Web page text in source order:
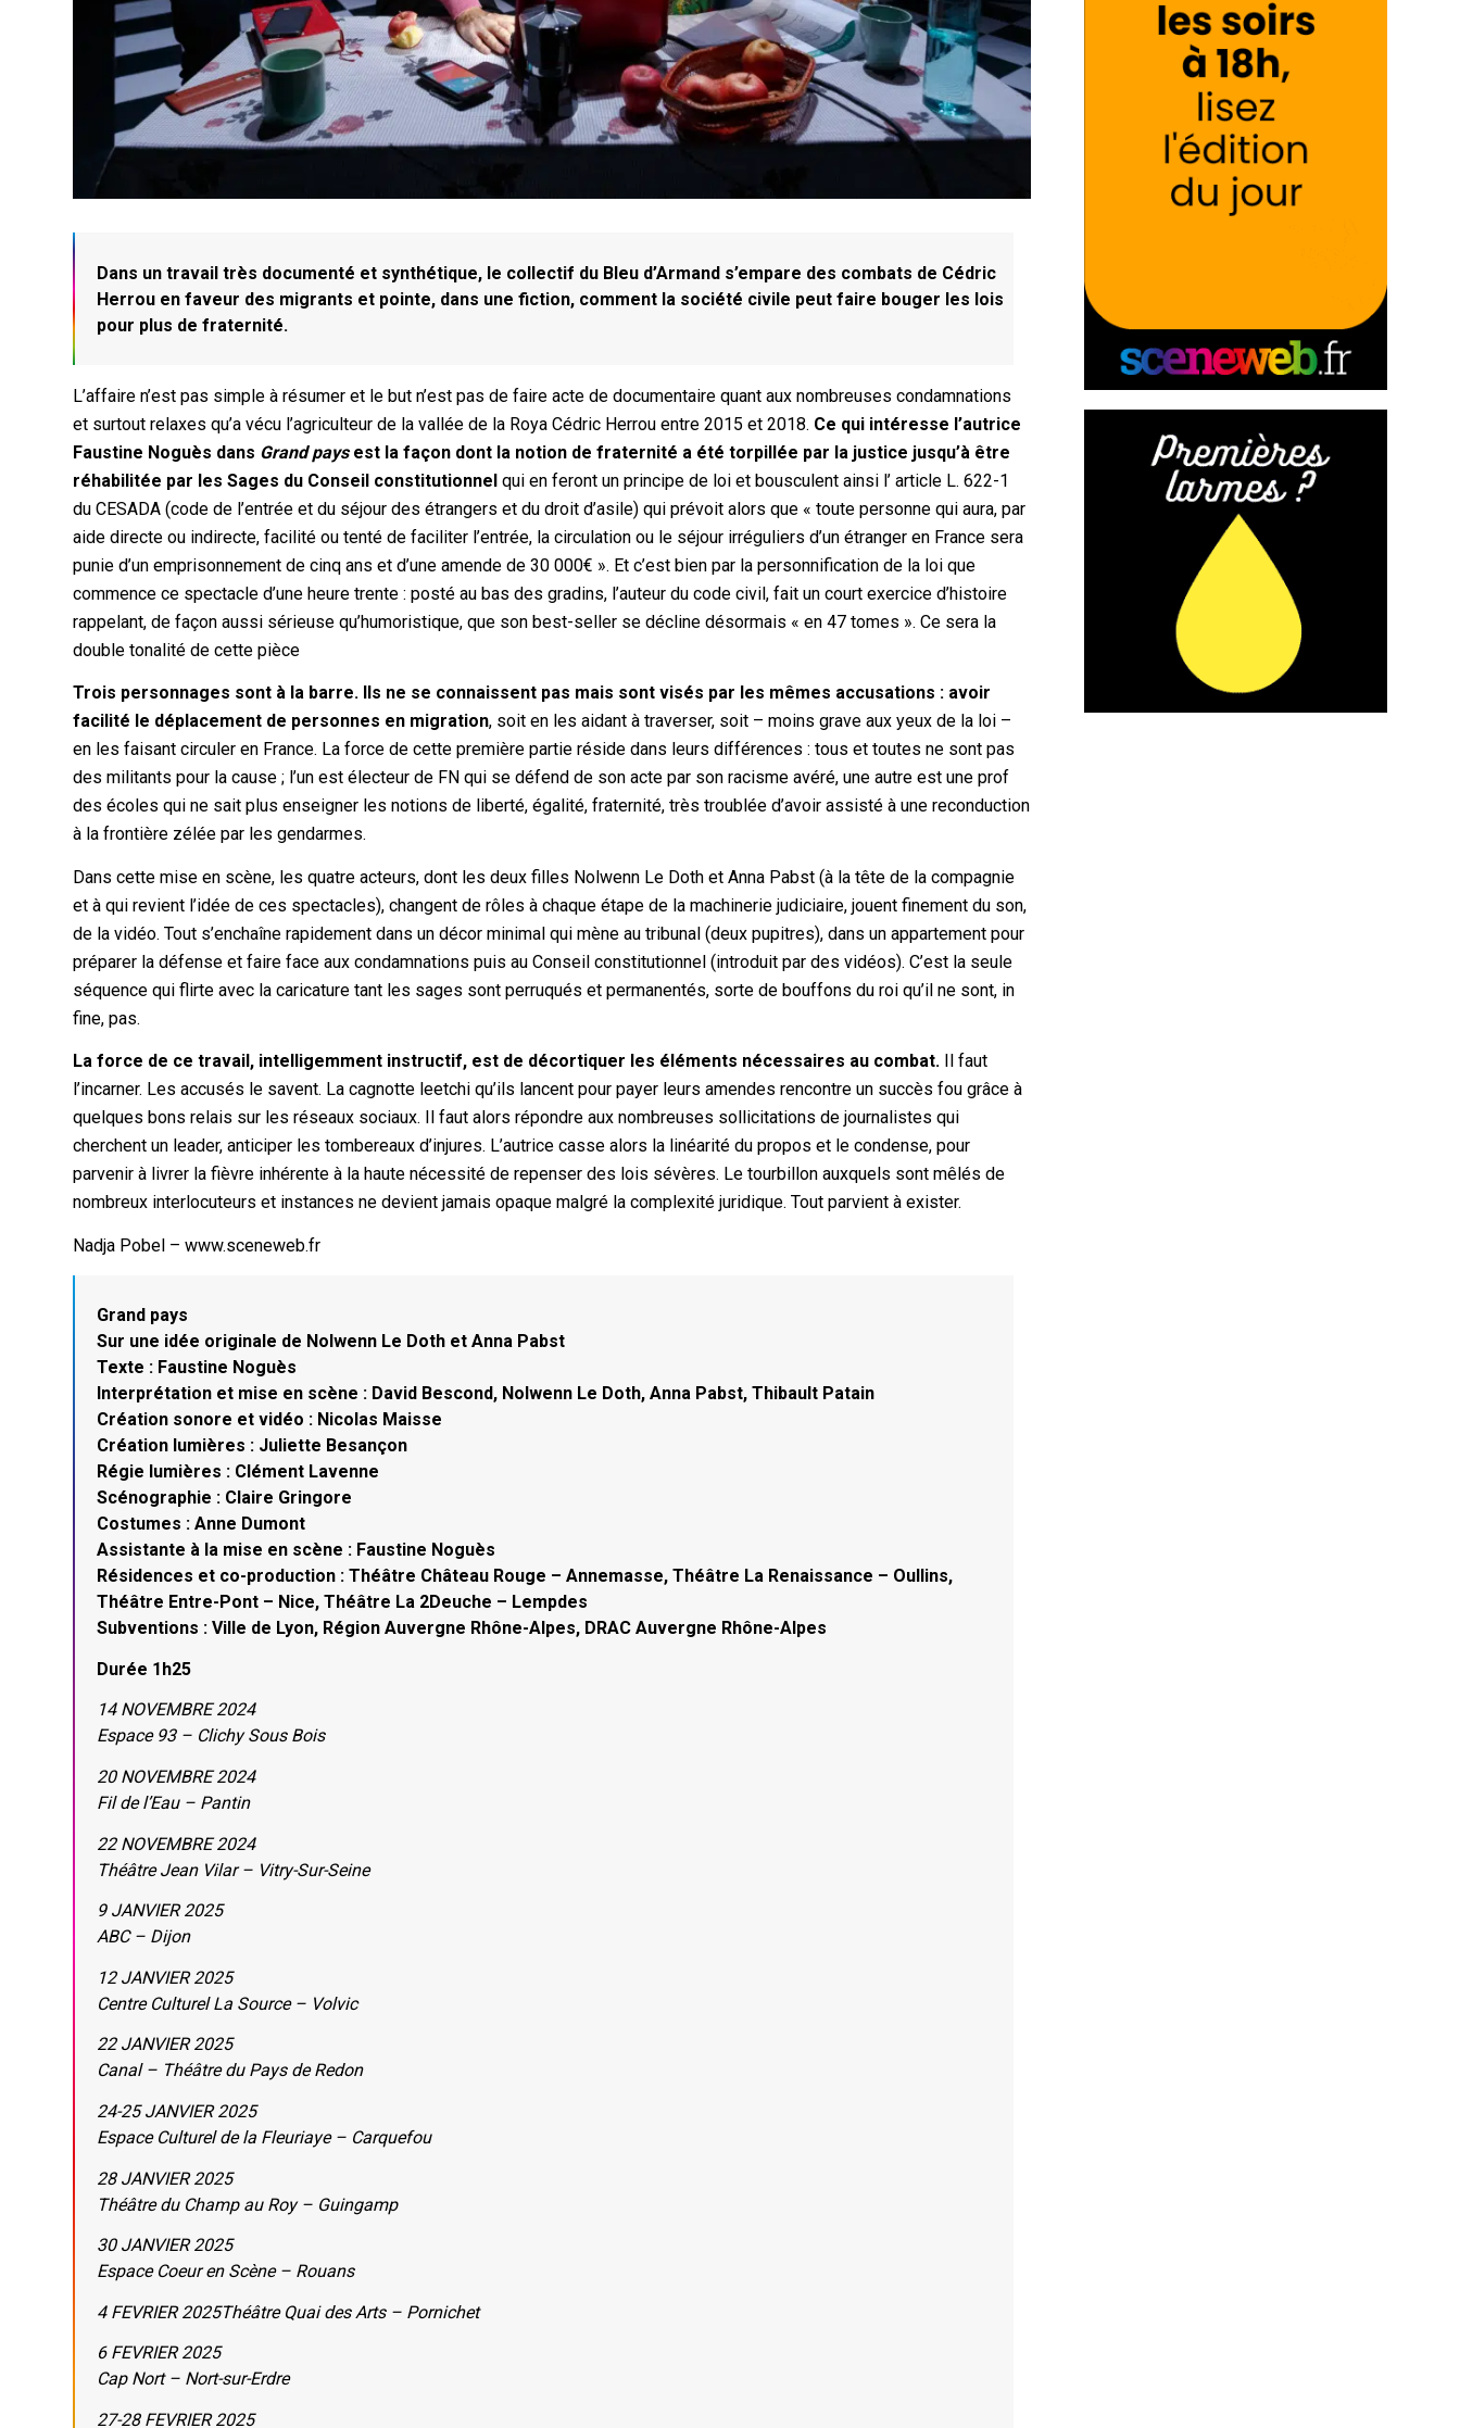
Dans un travail très documenté et synthétique, le collectif du Bleu d’Armand s’empare des combats de Cédric
Herrou en faveur des migrants et pointe, dans une fiction, comment la société civile peut faire bouger les lois
pour plus de fraternité.
L’affaire n’est pas simple à résumer et le but n’est pas de faire acte de documentaire quant aux nombreuses condamnations
et surtout relaxes qu’a vécu l’agriculteur de la vallée de la Roya Cédric Herrou entre 2015 et 2018. Ce qui intéresse l’autrice
Faustine Noguès dans Grand paysest la façon dont la notion de fraternité a été torpillée par la justice jusqu’à être
réhabilitée par les Sages du Conseil constitutionnel qui en feront un principe de loi et bousculent ainsi l’ article L. 622-1
du CESADA (code de l’entrée et du séjour des étrangers et du droit d’asile) qui prévoit alors que « toute personne qui aura, par
aide directe ou indirecte, facilité ou tenté de faciliter l’entrée, la circulation ou le séjour irréguliers d’un étranger en France sera
punie d’un emprisonnement de cinq ans et d’une amende de 30 000€ ». Et c’est bien par la personnification de la loi que
commence ce spectacle d’une heure trente : posté au bas des gradins, l’auteur du code civil, fait un court exercice d’histoire
rappelant, de façon aussi sérieuse qu’humoristique, que son best-seller se décline désormais « en 47 tomes ». Ce sera la
double tonalité de cette pièce
Trois personnages sont à la barre. Ils ne se connaissent pas mais sont visés par les mêmes accusations : avoir
facilité le déplacement de personnes en migration, soit en les aidant à traverser, soit – moins grave aux yeux de la loi –
en les faisant circuler en France. La force de cette première partie réside dans leurs différences : tous et toutes ne sont pas
des militants pour la cause ; l’un est électeur de FN qui se défend de son acte par son racisme avéré, une autre est une prof
des écoles qui ne sait plus enseigner les notions de liberté, égalité, fraternité, très troublée d’avoir assisté à une reconduction
à la frontière zélée par les gendarmes.
Dans cette mise en scène, les quatre acteurs, dont les deux filles Nolwenn Le Doth et Anna Pabst (à la tête de la compagnie
et à qui revient l’idée de ces spectacles), changent de rôles à chaque étape de la machinerie judiciaire, jouent finement du son,
de la vidéo. Tout s’enchaîne rapidement dans un décor minimal qui mène au tribunal (deux pupitres), dans un appartement pour
préparer la défense et faire face aux condamnations puis au Conseil constitutionnel (introduit par des vidéos). C’est la seule
séquence qui flirte avec la caricature tant les sages sont perruqués et permanentés, sorte de bouffons du roi qu’il ne sont, in
fine, pas.
La force de ce travail, intelligemment instructif, est de décortiquer les éléments nécessaires au combat. Il faut
l’incarner. Les accusés le savent. La cagnotte leetchi qu’ils lancent pour payer leurs amendes rencontre un succès fou grâce à
quelques bons relais sur les réseaux sociaux. Il faut alors répondre aux nombreuses sollicitations de journalistes qui
cherchent un leader, anticiper les tombereaux d’injures. L’autrice casse alors la linéarité du propos et le condense, pour
parvenir à livrer la fièvre inhérente à la haute nécessité de repenser des lois sévères. Le tourbillon auxquels sont mêlés de
nombreux interlocuteurs et instances ne devient jamais opaque malgré la complexité juridique. Tout parvient à exister.
Nadja Pobel – www.sceneweb.fr
Grand pays
Sur une idée originale de Nolwenn Le Doth et Anna Pabst
Texte : Faustine Noguès
Interprétation et mise en scène : David Bescond, Nolwenn Le Doth, Anna Pabst, Thibault Patain
Création sonore et vidéo : Nicolas Maisse
Création lumières : Juliette Besançon
Régie lumières : Clément Lavenne
Scénographie : Claire Gringore
Costumes : Anne Dumont
Assistante à la mise en scène : Faustine Noguès
Résidences et co-production : Théâtre Château Rouge – Annemasse, Théâtre La Renaissance – Oullins,
Théâtre Entre-Pont – Nice, Théâtre La 2Deuche – Lempdes
Subventions : Ville de Lyon, Région Auvergne Rhône-Alpes, DRAC Auvergne Rhône-Alpes
Durée 1h25
14 NOVEMBRE 2024
Espace 93 – Clichy Sous Bois
20 NOVEMBRE 2024
Fil de l’Eau – Pantin
22 NOVEMBRE 2024
Théâtre Jean Vilar – Vitry-Sur-Seine
9 JANVIER 2025
ABC – Dijon
12 JANVIER 2025
Centre Culturel La Source – Volvic
22 JANVIER 2025
Canal – Théâtre du Pays de Redon
24-25 JANVIER 2025
Espace Culturel de la Fleuriaye – Carquefou
28 JANVIER 2025
Théâtre du Champ au Roy – Guingamp
30 JANVIER 2025
Espace Coeur en Scène – Rouans
4 FEVRIER 2025Théâtre Quai des Arts – Pornichet
6 FEVRIER 2025
Cap Nort – Nort-sur-Erdre
27-28 FEVRIER 2025